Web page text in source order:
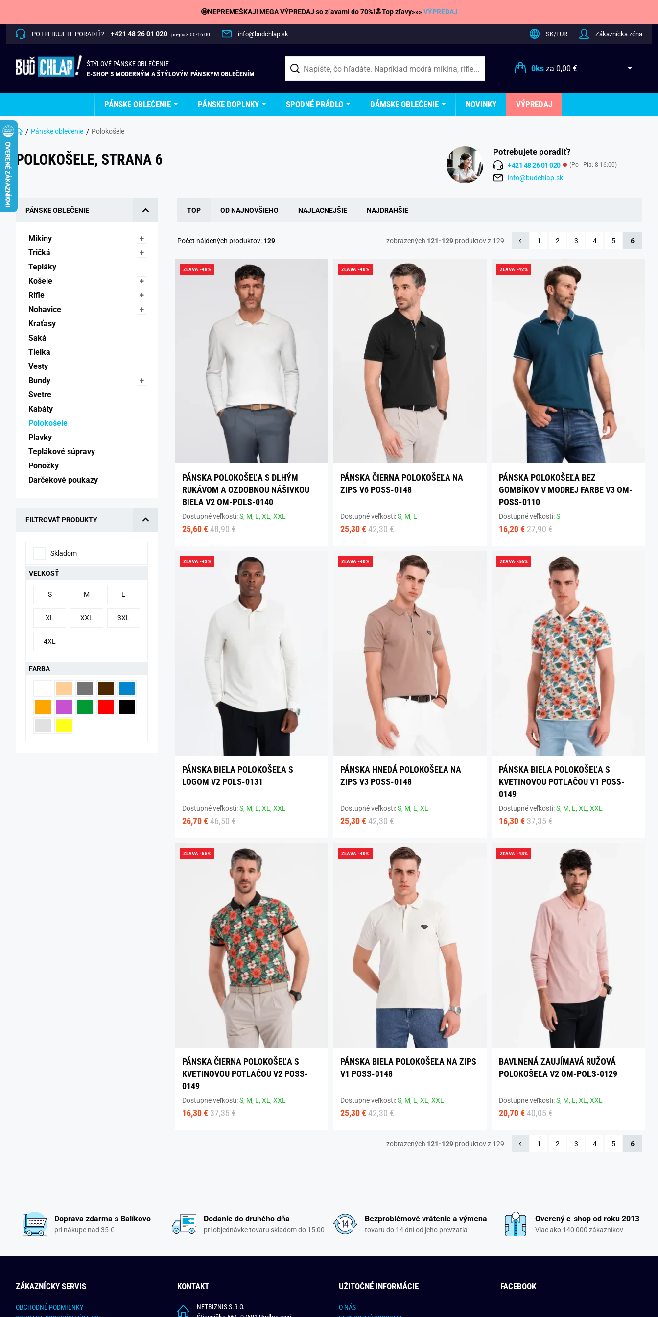
🤩NEPREMEŠKAJ! MEGA VÝPREDAJ so zľavami do 70%!🔝Top zľavy»»»VÝPREDAJ
POTREBUJETE PORADIŤ? +421 48 26 01 020 po-pia 8:00-16:00 info@budchlap.sk SK/EUR Zákaznícka zóna
ŠTÝLOVÉ PÁNSKE OBLEČENIE
E-SHOP S MODERNÝM A ŠTÝLOVÝM PÁNSKYM OBLEČENÍM
0ksza 0,00 €
PÁNSKE OBLEČENIE PÁNSKE DOPLNKY SPODNÉ PRÁDLO DÁMSKE OBLEČENIE NOVINKY VÝPREDAJ
Pánske oblečenie Polokošele
POLOKOŠELE, STRANA 6 Potrebujete poradiť?
+421 48 26 01 020 (Po - Pia: 8-16:00)
info@budchlap.sk
PÁNSKE OBLEČENIE
Mikiny
Tričká
Tepláky
Košele
Rifle
Nohavice
Kraťasy
Saká
Tielka
Vesty
Bundy
Svetre
Kabáty
Polokošele
Plavky
Teplákové súpravy
Ponožky
Darčekové poukazy
FILTROVAŤ PRODUKTY
Skladom
VEĽKOSŤ
S M L
XL XXL 3XL
4XL
FARBA
TOP OD NAJNOVŠIEHO NAJLACNEJŠIE NAJDRAHŠIE
Počet nájdených produktov: 129 zobrazených 121-129 produktov z 129 1 2 3 4 5 6
ZĽAVA -48%
PÁNSKA POLOKOŠEĽA S DLHÝM
RUKÁVOM A OZDOBNOU NÁŠIVKOU
BIELA V2 OM-POLS-0140
Dostupné veľkosti:S, M, L,XL,XXL
25,60 € 48,90 €
ZĽAVA -40%
PÁNSKA ČIERNA POLOKOŠEĽA NA
ZIPS V6 POSS-0148
Dostupné veľkosti:S, M, L
25,30 € 42,30 €
ZĽAVA -42%
PÁNSKA POLOKOŠEĽA BEZ
GOMBÍKOV V MODREJ FARBE V3 OM-
POSS-0110
Dostupné veľkosti:S
16,20 € 27,90 €
ZĽAVA -43%
PÁNSKA BIELA POLOKOŠEĽA S
LOGOM V2 POLS-0131
Dostupné veľkosti:S, M, L,XL,XXL
26,70 € 46,50 €
ZĽAVA -40%
PÁNSKA HNEDÁ POLOKOŠEĽA NA
ZIPS V3 POSS-0148
Dostupné veľkosti:S, M, L,XL
25,30 € 42,30 €
ZĽAVA -56%
PÁNSKA BIELA POLOKOŠEĽA S
KVETINOVOU POTLAČOU V1 POSS-
0149
Dostupné veľkosti:S, M, L,XL,XXL
16,30 € 37,35 €
ZĽAVA -56%
PÁNSKA ČIERNA POLOKOŠEĽA S
KVETINOVOU POTLAČOU V2 POSS-
0149
Dostupné veľkosti:S, M, L,XL,XXL
16,30 € 37,35 €
ZĽAVA -40%
PÁNSKA BIELA POLOKOŠEĽA NA ZIPS
V1 POSS-0148
Dostupné veľkosti:S, M, L,XL,XXL
25,30 € 42,30 €
ZĽAVA -48%
BAVLNENÁ ZAUJÍMAVÁ RUŽOVÁ
POLOKOŠEĽA V2 OM-POLS-0129
Dostupné veľkosti:S, M, L,XL,XXL
20,70 € 40,05 €
zobrazených 121-129 produktov z 129 1 2 3 4 5 6
Doprava zdarma s Balíkovo
pri nákupe nad 35 €
Dodanie do druhého dňa
pri objednávke tovaru skladom do 15:00
Bezproblémové vrátenie a výmena
tovaru do 14 dní od jeho prevzatia
Overený e-shop od roku 2013
Viac ako 140 000 zákazníkov
ZÁKAZNÍCKY SERVIS
OBCHODNÉ PODMIENKY
KONTAKT
NETBIZNIS S.R.O.
UŽITOČNÉ INFORMÁCIE
O NÁS
FACEBOOK